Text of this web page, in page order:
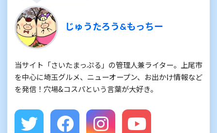
じゅうたろう&もっちー
当サイト「さいたまっぷる」の管理人兼ライター。上尾市
を中心に埼玉グルメ、ニューオープン、お出かけ情報など
を発信！穴場&コスパという言葉が大好き。